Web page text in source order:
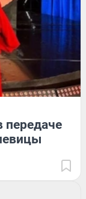
передаче